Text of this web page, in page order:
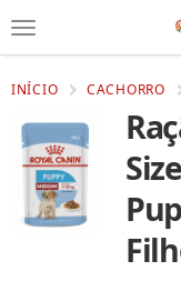
INÍCIO CACHORRO